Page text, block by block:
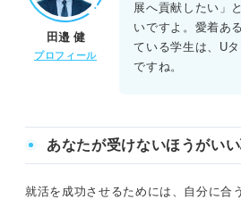
田邉 健
プロフィール
展へ貢献したい」
いですよ。愛着あ
ている学生は、U
ですね。
あなたが受けないほうがい
就活を成功させるためには、自分に合